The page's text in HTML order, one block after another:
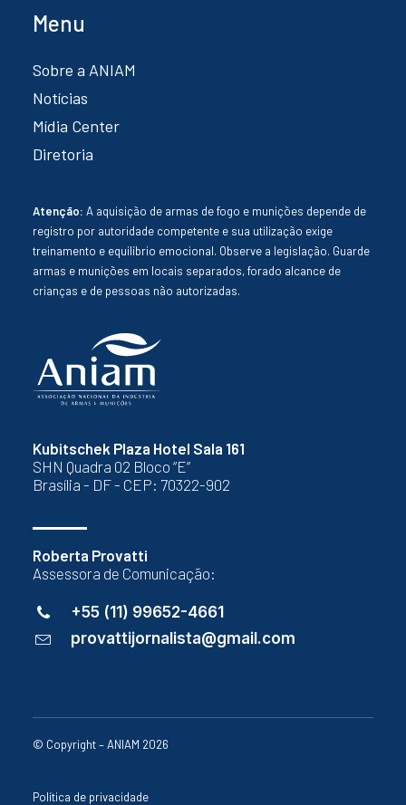
Kubitschek Plaza Hotel Sala 161
SHN Quadra 02 Bloco “E”
Brasília - DF - CEP: 70322-902
Roberta Provatti
Assessora de Comunicação:
+55 (11) 99652-4661
provattijornalista@gmail.com
Menu
Sobre a ANIAM
Notícias
Mídia Center
Diretoria
Atenção: A aquisição de armas de fogo e munições depende de
registro por autoridade competente e sua utilização exige
treinamento e equilíbrio emocional. Observe a legislação. Guarde
armas e munições em locais separados, forado alcance de
crianças e de pessoas não autorizadas.
© Copyright – ANIAM 2026
Política de privacidade